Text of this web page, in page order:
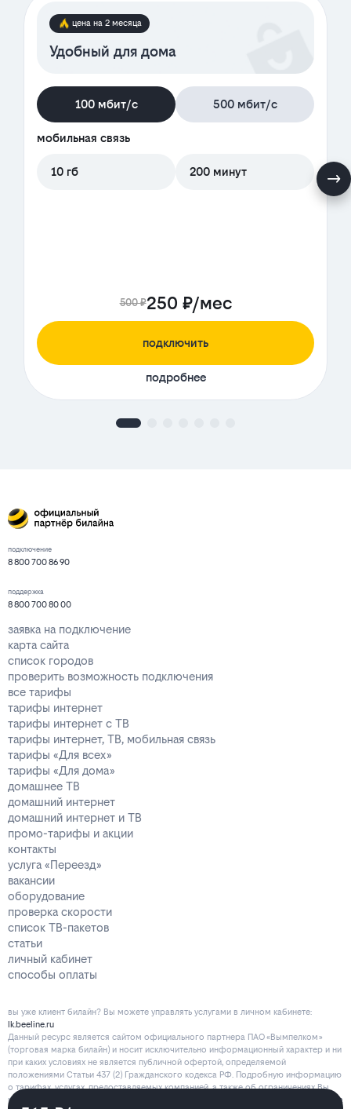
цена на 2 месяца
Удобный для дома
100 мбит/с 500 мбит/с
мобильная связь
10 гб 200 минут
500 ₽250 ₽/мес
подключить
подробнее
подключение
8 800 700 86 90
поддержка
8 800 700 80 00
заявка на подключение
карта сайта
список городов
проверить возможность подключения
все тарифы
тарифы интернет
тарифы интернет с ТВ
тарифы интернет, ТВ, мобильная связь
тарифы «Для всех»
тарифы «Для дома»
домашнее ТВ
домашний интернет
домашний интернет и ТВ
промо-тарифы и акции
контакты
услуга «Переезд»
вакансии
оборудование
проверка скорости
список ТВ-пакетов
статьи
личный кабинет
способы оплаты
вы уже клиент билайн? Вы можете управлять услугами в личнoм кaбинeтe:
lk.beeline.ru
Данный ресурс является сайтом официального партнера ПАО «Вымпелком»
(торговая марка билайн) и носит исключительно информационный характер и ни
при каких условиях не является публичной офертой, определяемой
положениями Статьи 437 (2) Гражданского кодекса РФ. Подробную информацию
о тарифах, услугах, предоставляемых компанией, а также об ограничениях Вы
можете уточнить на сайте www.beeline.ru и по телефону
Политика